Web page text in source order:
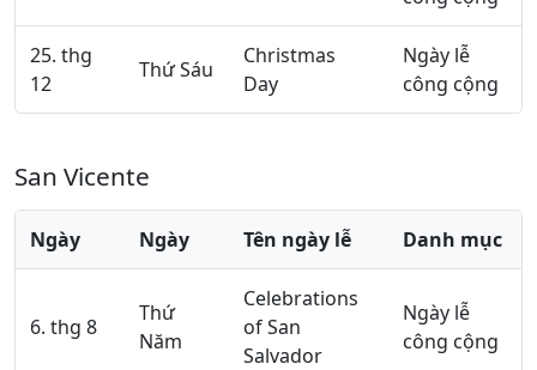
25. thg
12
Thứ Sáu
Christmas
Day
Ngày lễ
công cộng
San Vicente
Ngày Ngày Tên ngày lễ Danh mục
6. thg 8
Thứ
Năm
Celebrations
of San
Salvador
Ngày lễ
công cộng